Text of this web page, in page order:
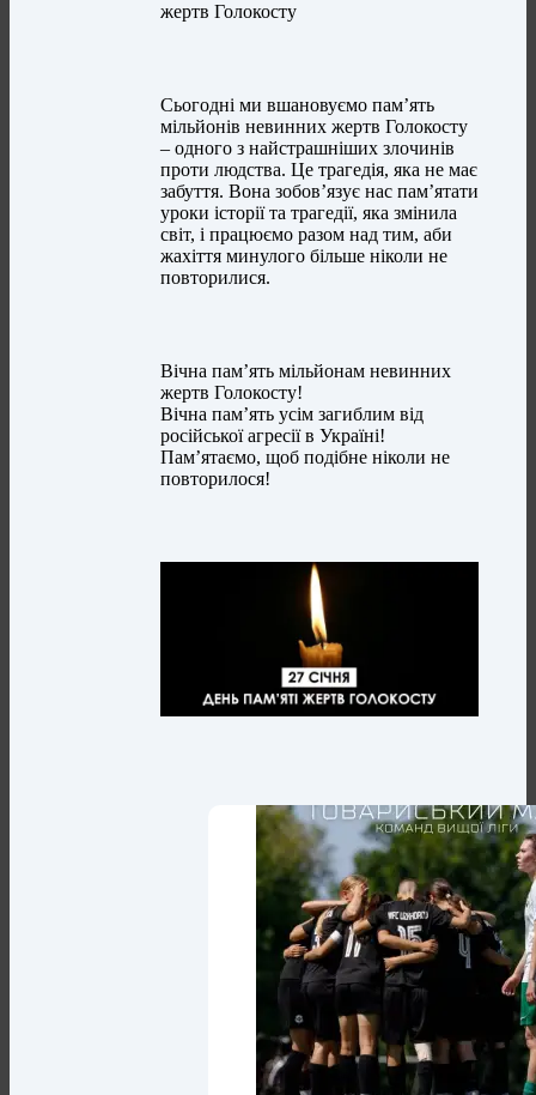
жертв Голокосту
Сьогодні ми вшановуємо пам’ять
мільйонів невинних жертв Голокосту
– одного з найстрашніших злочинів
проти людства. Це трагедія, яка не має
забуття. Вона зобов’язує нас пам’ятати
уроки історії та трагедії, яка змінила
світ, і працюємо разом над тим, аби
жахіття минулого більше ніколи не
повторилися.
Вічна пам’ять мільйонам невинних
жертв Голокосту!
Вічна пам’ять усім загиблим від
російської агресії в Україні!
Пам’ятаємо, щоб подібне ніколи не
повторилося!